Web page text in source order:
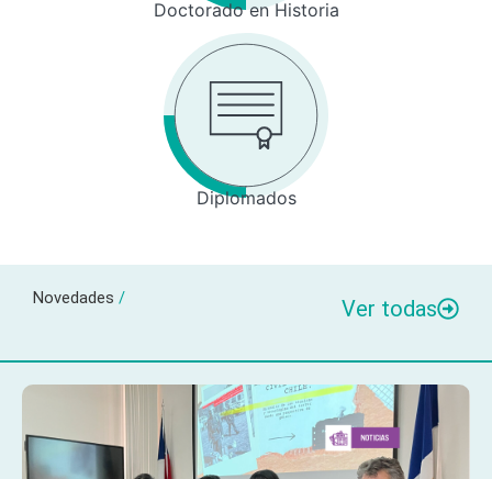
Doctorado en Historia
Diplomados
Novedades / Ver todas